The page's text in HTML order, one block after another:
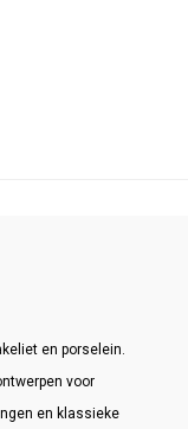
en porselein.
voor
en klassieke